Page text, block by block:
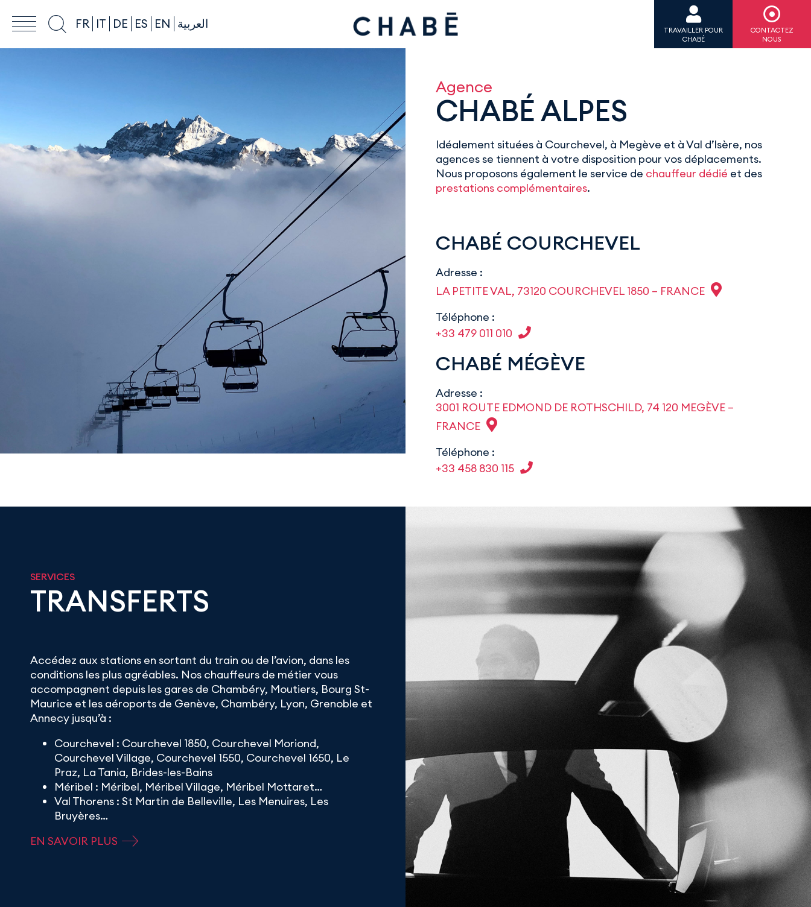
FR IT DE ES EN العربية
TRAVAILLER POUR
CHABÉ
CONTACTEZ
NOUS
Agence
CHABÉ ALPES
Idéalement situées à Courchevel, à Megève et à Val d’Isère, nos
agences se tiennent à votre disposition pour vos déplacements.
Nous proposons également le service de chauffeur dédié et des
prestations complémentaires.
CHABÉ COURCHEVEL
Adresse :
LA PETITE VAL, 73120 COURCHEVEL 1850 – FRANCE
Téléphone :
+33 479 011 010
CHABÉ MÉGÈVE
Adresse :
3001 ROUTE EDMOND DE ROTHSCHILD, 74 120 MEGÈVE –
FRANCE
Téléphone :
+33 458 830 115
SERVICES
TRANSFERTS
Accédez aux stations en sortant du train ou de l’avion, dans les
conditions les plus agréables. Nos chauffeurs de métier vous
accompagnent depuis les gares de Chambéry, Moutiers, Bourg St-
Maurice et les aéroports de Genève, Chambéry, Lyon, Grenoble et
Annecy jusqu’à :
Courchevel : Courchevel 1850, Courchevel Moriond,
Courchevel Village, Courchevel 1550, Courchevel 1650, Le
Praz, La Tania, Brides-les-Bains
Méribel : Méribel, Méribel Village, Méribel Mottaret…
Val Thorens : St Martin de Belleville, Les Menuires, Les
Bruyères…
EN SAVOIR PLUS